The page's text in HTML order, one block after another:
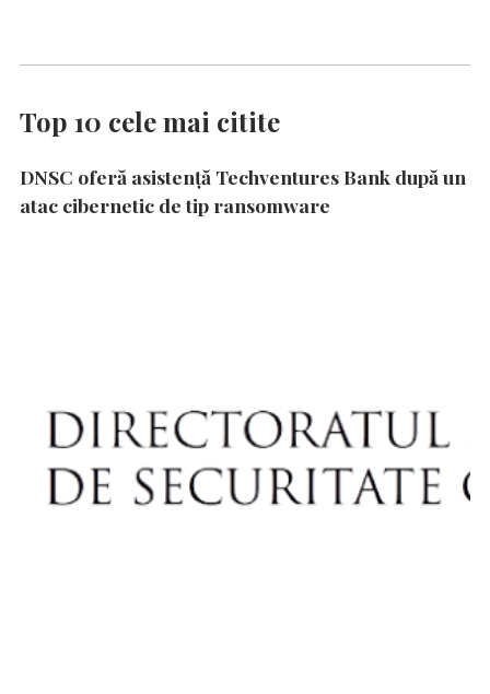
Top 10 cele mai citite
DNSC oferă asistență Techventures Bank după un
atac cibernetic de tip ransomware